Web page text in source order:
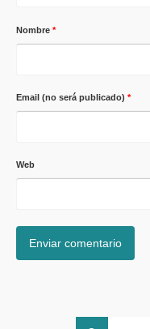
Nombre *
Email (no será publicado) *
Web